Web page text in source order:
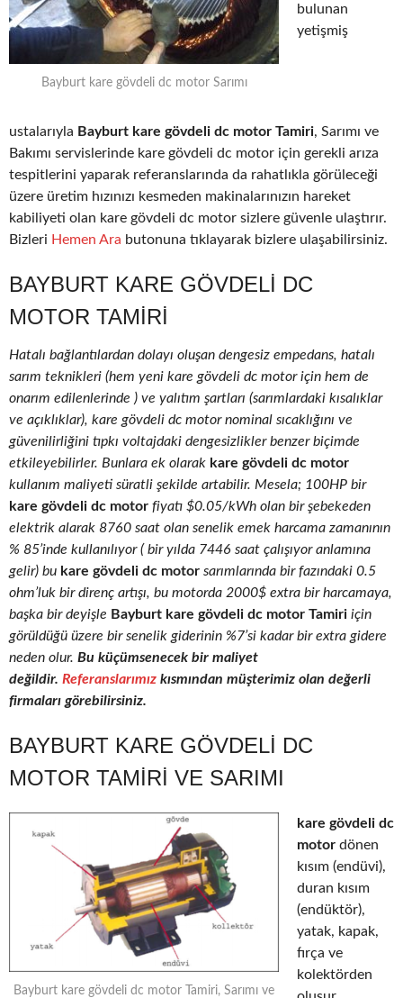
Bayburt kare gövdeli dc motor Sarımı
bulunan
yetişmiş
ustalarıyla Bayburt kare gövdeli dc motor Tamiri, Sarımı ve
Bakımı servislerinde kare gövdeli dc motor için gerekli arıza
tespitlerini yaparak referanslarında da rahatlıkla görüleceği
üzere üretim hızınızı kesmeden makinalarınızın hareket
kabiliyeti olan kare gövdeli dc motor sizlere güvenle ulaştırır.
Bizleri Hemen Ara butonuna tıklayarak bizlere ulaşabilirsiniz.
BAYBURT KARE GÖVDELI DC
MOTOR TAMIRI
Hatalı bağlantılardan dolayı oluşan dengesiz empedans, hatalı
sarım teknikleri (hem yeni kare gövdeli dc motor için hem de
onarım edilenlerinde ) ve yalıtım şartları (sarımlardaki kısalıklar
ve açıklıklar), kare gövdeli dc motor nominal sıcaklığını ve
güvenilirliğini tıpkı voltajdaki dengesizlikler benzer biçimde
etkileyebilirler. Bunlara ek olarak kare gövdeli dc motor
kullanım maliyeti süratli şekilde artabilir. Mesela; 100HP bir
kare gövdeli dc motor fiyatı $0.05/kWh olan bir şebekeden
elektrik alarak 8760 saat olan senelik emek harcama zamanının
% 85’inde kullanılıyor ( bir yılda 7446 saat çalışıyor anlamına
gelir) bu kare gövdeli dc motor sarımlarında bir fazındaki 0.5
ohm’luk bir direnç artışı, bu motorda 2000$ extra bir harcamaya,
başka bir deyişle Bayburt kare gövdeli dc motor Tamiri için
görüldüğü üzere bir senelik giderinin %7’si kadar bir extra gidere
neden olur. Bu küçümsenecek bir maliyet
değildir. Referanslarımız kısmından müşterimiz olan değerli
firmaları görebilirsiniz.
BAYBURT KARE GÖVDELI DC
MOTOR TAMIRI VE SARIMI
Bayburt kare gövdeli dc motor Tamiri, Sarımı ve
kare gövdeli dc
motor dönen
kısım (endüvi),
duran kısım
(endüktör),
yatak, kapak,
fırça ve
kolektörden